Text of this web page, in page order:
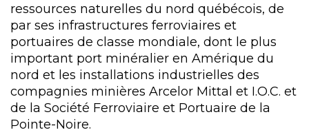
ressources naturelles du nord québécois, de
par ses infrastructures ferroviaires et
portuaires de classe mondiale, dont le plus
important port minéralier en Amérique du
nord et les installations industrielles des
compagnies minières Arcelor Mittal et I.O.C. et
de la Société Ferroviaire et Portuaire de la
Pointe-Noire.